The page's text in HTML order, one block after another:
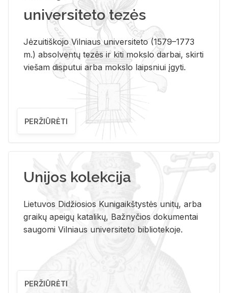
universiteto tezės
Jėzuitiškojo Vilniaus universiteto (1579–1773
m.) absolventų tezės ir kiti mokslo darbai, skirti
viešam disputui arba mokslo laipsniui įgyti.
PERŽIŪRĖTI
Unijos kolekcija
Lietuvos Didžiosios Kunigaikštystės unitų, arba
graikų apeigų katalikų, Bažnyčios dokumentai
saugomi Vilniaus universiteto bibliotekoje.
PERŽIŪRĖTI